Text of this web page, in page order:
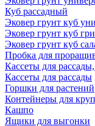
Куб рассадный
Эковер грунт куб
Эковер грунт куб
Эковер грунт куб
Пробка для
Кассеты для
Кассеты для рассады
Горшки для растений
Контейнеры для
Кашпо
Ящики для выгонки